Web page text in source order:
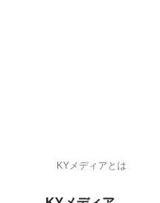
KYメディアとは